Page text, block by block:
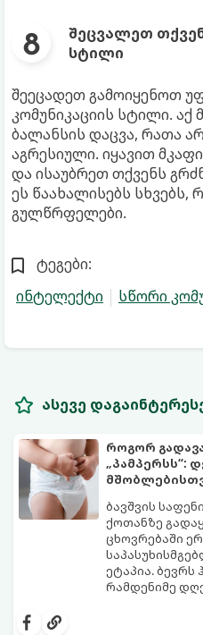
შეცვალეთ
სტილი
შეეცადეთ გამოიყენოთ
კომუნიკაციის სტილი. აქ
ბალანსის დაცვა, რათა
აგრესიული. იყავით
და ისაუბრეთ თქვენს
ეს წაახალისებს სხვებს,
გულწრფელები.
ტეგები:
ინტელექტი
სწორი
ასევე
როგორ
„პამპერსს“:
ბავშვის
ქოთანზე
ცხოვრებაში
ეტაპია. ბევრს
რამდენიმე
როგორ